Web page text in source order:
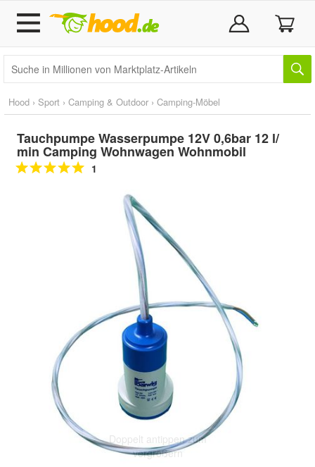
Hood › Sport › Camping & Outdoor › Camping-Möbel
Tauchpumpe Wasserpumpe 12V 0,6bar 12 l/
min Camping Wohnwagen Wohnmobil
1
Doppelt antippen zum
vergrößern